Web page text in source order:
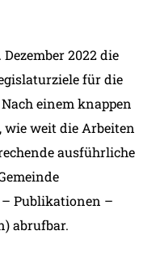
2022 die
für die
einem knappen
weit die Arbeiten
ausführliche
Publikationen –
abrufbar.